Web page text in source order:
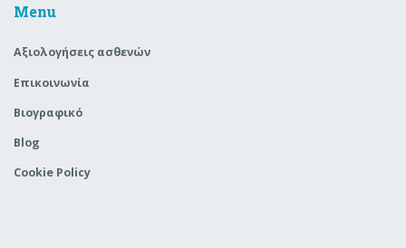
Menu
Aξιολογήσεις ασθενών
Επικοινωνία
Βιογραφικό
Blog
Cookie Policy